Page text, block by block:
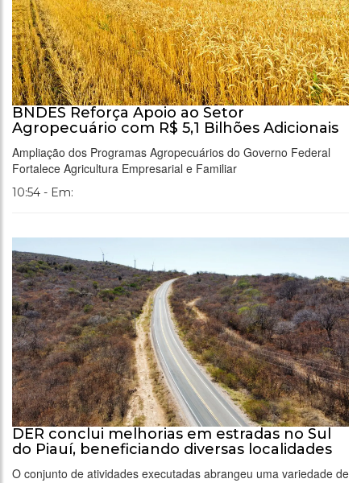
BNDES Reforça Apoio ao Setor
Agropecuário com R$ 5,1 Bilhões Adicionais
Ampliação dos Programas Agropecuários do Governo Federal
Fortalece Agricultura Empresarial e Familiar
10:54 - Em:
DER conclui melhorias em estradas no Sul
do Piauí, beneficiando diversas localidades
O conjunto de atividades executadas abrangeu uma variedade de